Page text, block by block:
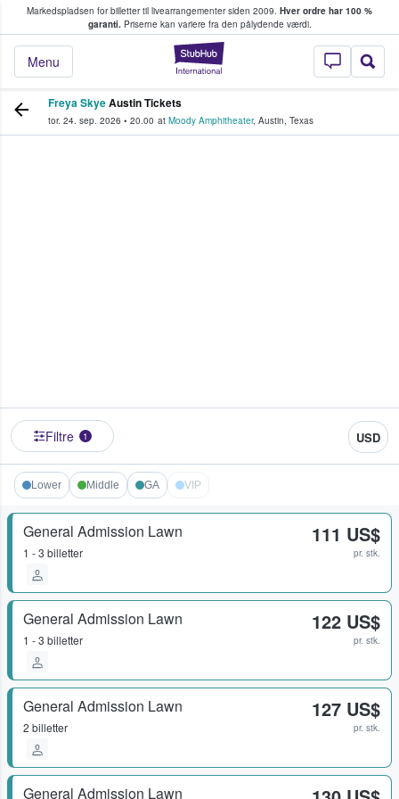
Markedspladsen for billetter til livearrangementer siden 2009. Hver ordre har 100 %
garanti.Priserne kan variere fra den pålydende værdi.
StubHub - Hvor
Menu
køber og sælger billetter
Freya SkyeAustin Tickets
tor. 24. sep. 2026 • 20.00 at Moody Amphitheater, Austin, Texas
Filtre 1 USD
Lower Middle GA VIP
General Admission Lawn
1 - 3 billetter
111 US$
pr. stk.
General Admission Lawn
1 - 3 billetter
122 US$
pr. stk.
General Admission Lawn
2 billetter
127 US$
pr. stk.
General Admission Lawn